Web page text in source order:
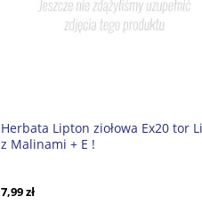
Herbata Lipton ziołowa Ex20 tor
z Malinami + E !
7,99 zł